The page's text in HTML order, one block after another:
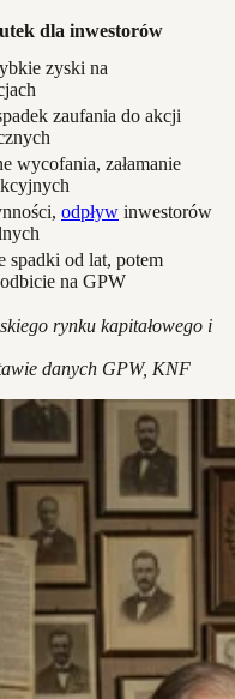
dla inwestorów
zyski na
zaufania do akcji
wycofania, załamanie
odpływ inwestorów
spadki od lat, potem
na GPW
rynku kapitałowego i
danych GPW, KNF